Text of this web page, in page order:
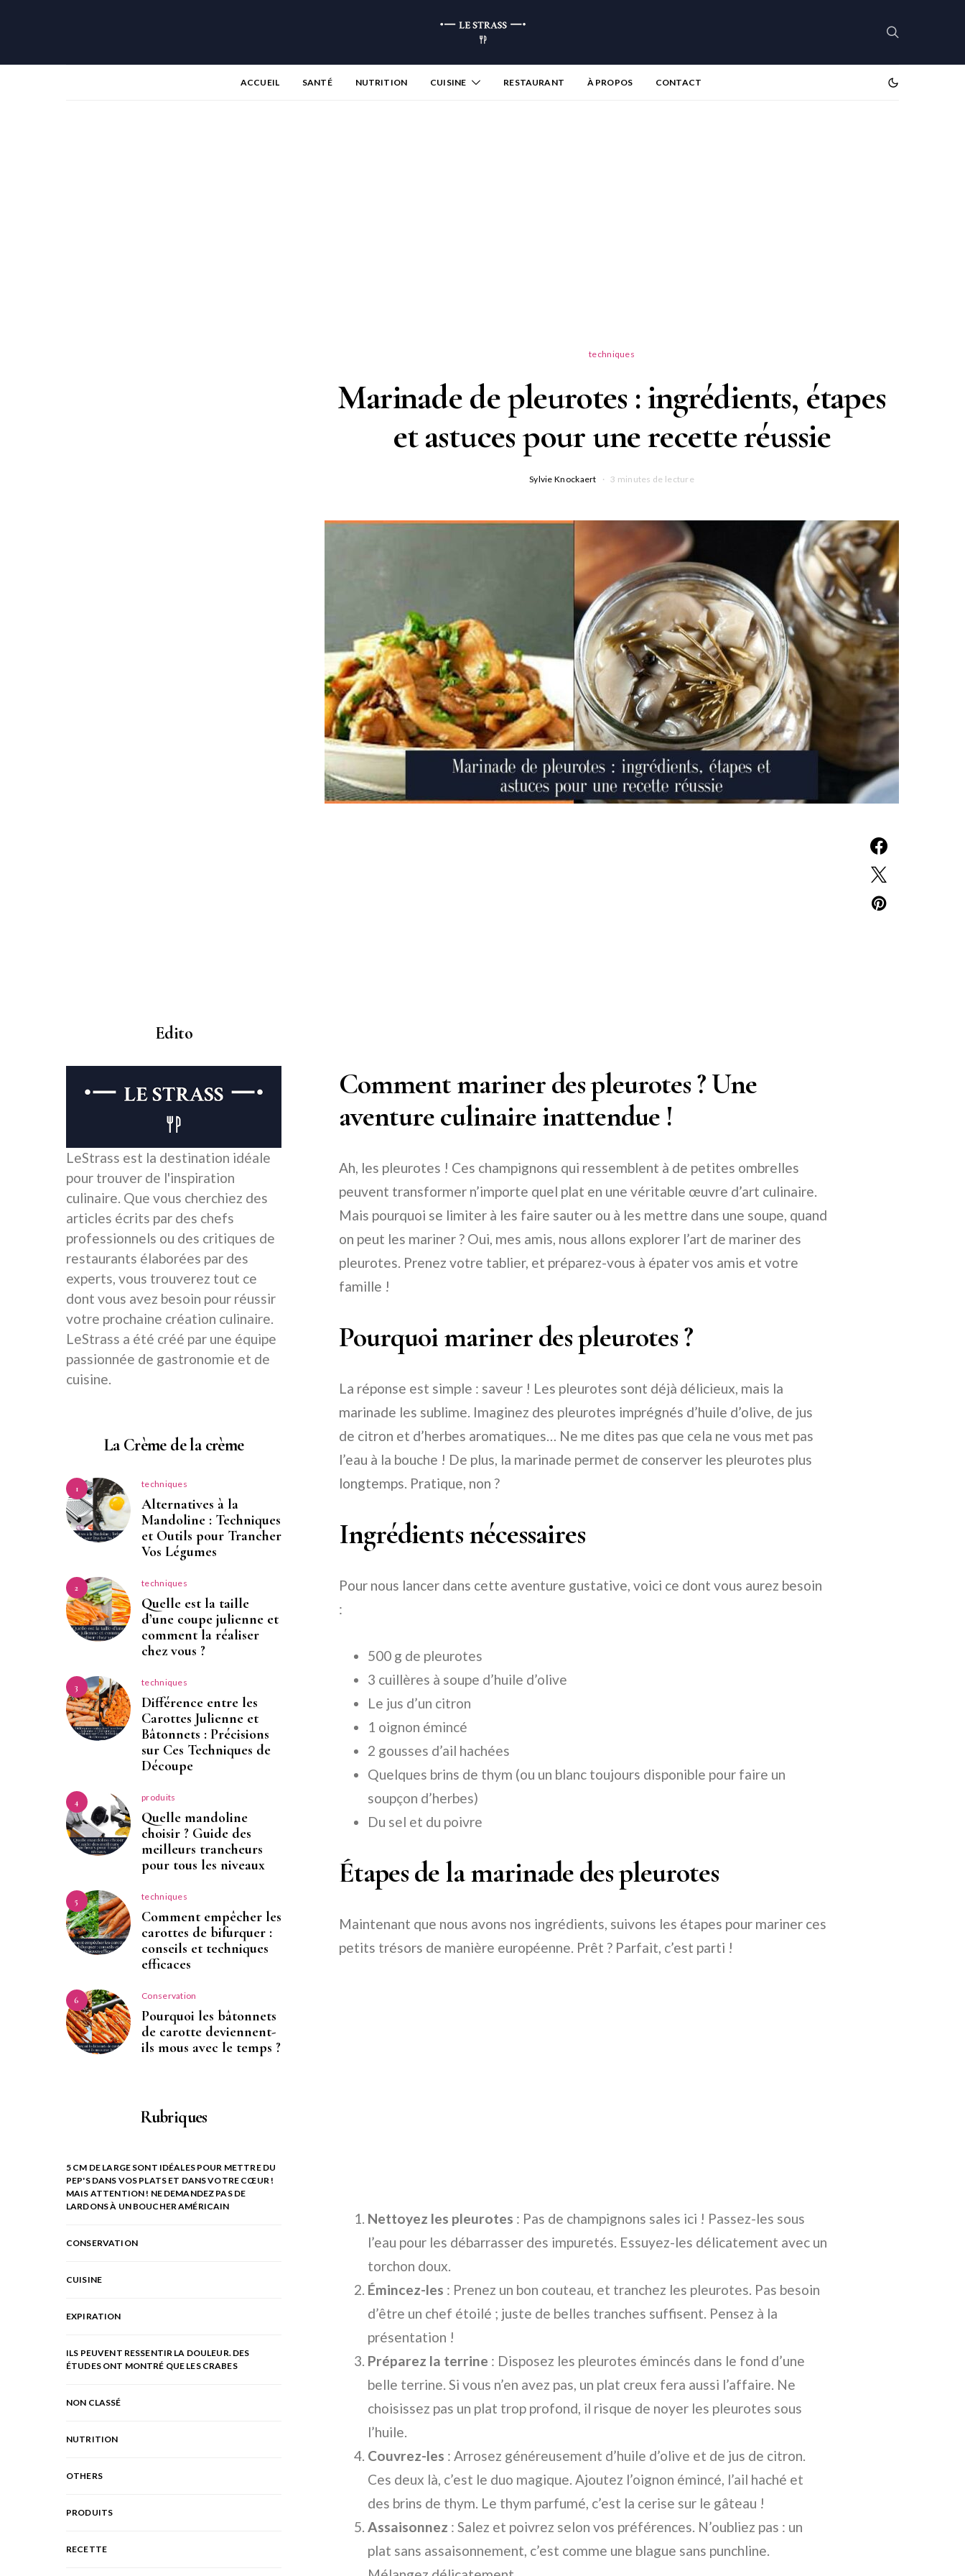
ACCUEIL SANTÉ NUTRITION CUISINE RESTAURANT À PROPOS CONTACT
techniques
Marinade de pleurotes : ingrédients, étapes
et astuces pour une recette réussie
Sylvie Knockaert 3 minutes de lecture
Comment mariner des pleurotes ? Une
aventure culinaire inattendue !
Ah, les pleurotes ! Ces champignons qui ressemblent à de petites ombrelles
peuvent transformer n’importe quel plat en une véritable œuvre d’art culinaire.
Mais pourquoi se limiter à les faire sauter ou à les mettre dans une soupe, quand
on peut les mariner ? Oui, mes amis, nous allons explorer l’art de mariner des
pleurotes. Prenez votre tablier, et préparez-vous à épater vos amis et votre
famille !
Pourquoi mariner des pleurotes ?
La réponse est simple : saveur ! Les pleurotes sont déjà délicieux, mais la
marinade les sublime. Imaginez des pleurotes imprégnés d’huile d’olive, de jus
de citron et d’herbes aromatiques… Ne me dites pas que cela ne vous met pas
l’eau à la bouche ! De plus, la marinade permet de conserver les pleurotes plus
longtemps. Pratique, non ?
Ingrédients nécessaires
Pour nous lancer dans cette aventure gustative, voici ce dont vous aurez besoin
:
500 g de pleurotes
3 cuillères à soupe d’huile d’olive
Le jus d’un citron
1 oignon émincé
2 gousses d’ail hachées
Quelques brins de thym (ou un blanc toujours disponible pour faire un
soupçon d’herbes)
Du sel et du poivre
Étapes de la marinade des pleurotes
Maintenant que nous avons nos ingrédients, suivons les étapes pour mariner ces
petits trésors de manière européenne. Prêt ? Parfait, c’est parti !
Nettoyez les pleurotes : Pas de champignons sales ici ! Passez-les sous
l’eau pour les débarrasser des impuretés. Essuyez-les délicatement avec un
torchon doux.
Émincez-les : Prenez un bon couteau, et tranchez les pleurotes. Pas besoin
d’être un chef étoilé ; juste de belles tranches suffisent. Pensez à la
présentation !
Préparez la terrine : Disposez les pleurotes émincés dans le fond d’une
belle terrine. Si vous n’en avez pas, un plat creux fera aussi l’affaire. Ne
choisissez pas un plat trop profond, il risque de noyer les pleurotes sous
l’huile.
Couvrez-les : Arrosez généreusement d’huile d’olive et de jus de citron.
Ces deux là, c’est le duo magique. Ajoutez l’oignon émincé, l’ail haché et
des brins de thym. Le thym parfumé, c’est la cerise sur le gâteau !
Assaisonnez : Salez et poivrez selon vos préférences. N’oubliez pas : un
plat sans assaisonnement, c’est comme une blague sans punchline.
Edito
LeStrass est la destination idéale
pour trouver de l'inspiration
culinaire. Que vous cherchiez des
articles écrits par des chefs
professionnels ou des critiques de
restaurants élaborées par des
experts, vous trouverez tout ce
dont vous avez besoin pour réussir
votre prochaine création culinaire.
LeStrass a été créé par une équipe
passionnée de gastronomie et de
cuisine.
La Crème de la crème
1 techniques
Alternatives à la
Mandoline : Techniques
et Outils pour Trancher
Vos Légumes
2 techniques
Quelle est la taille
d’une coupe julienne et
comment la réaliser
chez vous ?
3 techniques
Différence entre les
Carottes Julienne et
Bâtonnets : Précisions
sur Ces Techniques de
Découpe
4 produits
Quelle mandoline
choisir ? Guide des
meilleurs trancheurs
pour tous les niveaux
5 techniques
Comment empêcher les
carottes de bifurquer :
conseils et techniques
efficaces
6 Conservation
Pourquoi les bâtonnets
de carotte deviennent-
ils mous avec le temps ?
Rubriques
5 CM DE LARGE SONT IDÉALES POUR METTRE DU
PEP'S DANS VOS PLATS ET DANS VOTRE CŒUR !
MAIS ATTENTION ! NE DEMANDEZ PAS DE
LARDONS À UN BOUCHER AMÉRICAIN
CONSERVATION
CUISINE
EXPIRATION
ILS PEUVENT RESSENTIR LA DOULEUR. DES
ÉTUDES ONT MONTRÉ QUE LES CRABES
NON CLASSÉ
NUTRITION
OTHERS
PRODUITS
RECETTE